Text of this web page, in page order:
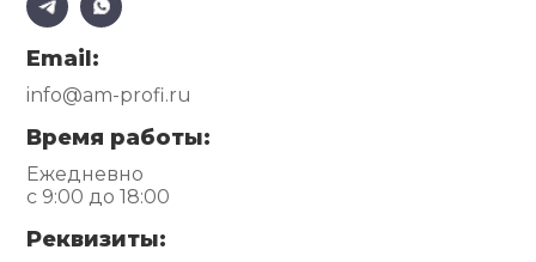
Email:
info@am-profi.ru
Время работы:
Ежедневно
с 9:00 до 18:00
Реквизиты: